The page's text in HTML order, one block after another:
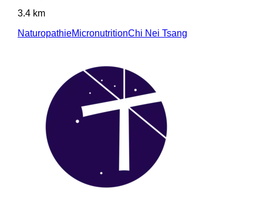
3.4 km
NaturopathieMicronutritionChi Nei Tsang